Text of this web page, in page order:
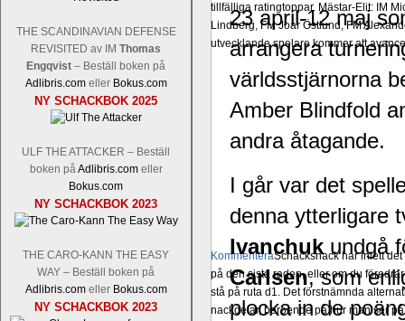
THE SCANDINAVIAN DEFENSE
REVISITED av IM Thomas
Engqvist – Beställ boken på
Adlibris.comeller Bokus.com
NY SCHACKBOK 2025
ULF THE ATTACKER – Beställ
boken påAdlibris.comeller
Bokus.com
NY SCHACKBOK 2023
THE CARO-KANN THE EASY
WAY – Beställ boken på
Adlibris.comeller Bokus.com
NY SCHACKBOK 2023
tillfälliga ratingtoppar. Mästar-Elit: IM
Lindberg, FM Joar Östlund, FM
utvecklande spelare kommer att
KommenteraSchacksnack har inlett
på den sista raden, eller om du
stå på ruta d1. Det förstnämnda
nackdelar, beroende på hur man ser
23 april-12 maj
arrangera
världsstjärnorna
Amber Blindfold
andra åtagande.
I går var det
denna ytterligare
Ivanchuk undgå
Carlsen, som
plocka in de